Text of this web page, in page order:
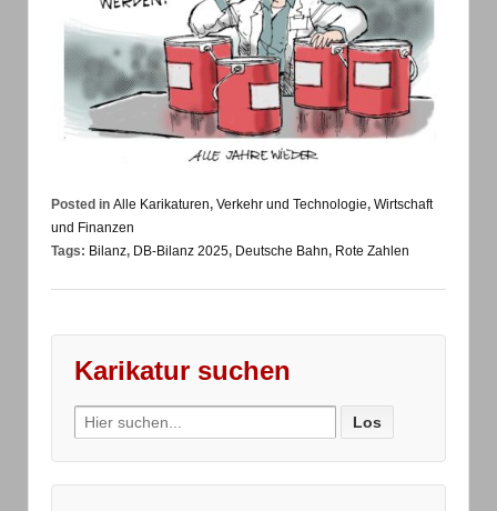
Posted in Alle Karikaturen, Verkehr und Technologie, Wirtschaft
und Finanzen
Tags: Bilanz, DB-Bilanz 2025, Deutsche Bahn, Rote Zahlen
Karikatur suchen
Search
for: